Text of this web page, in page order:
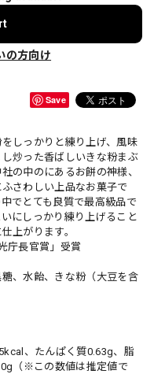
の方向け
Save
しっかりと練り上げ、風味
炒った香ばしいきな粉まぶ
の中のにあるお餅の神様、
さわしい上品なお菓子で
でとても良質で最高級品で
にしっかり練り上げること
上がります。
庁長官賞」受賞
、水飴、きな粉（大豆を含
、たんぱく質0.63g、脂
（※この数値は推定値で